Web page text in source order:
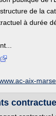
de la
à durée
aix-